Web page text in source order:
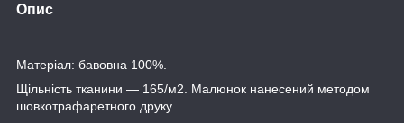
Опис
Матеріал: бавовна 100%.
Щільність тканини — 165/м2. Малюнок нанесений методом
шовкотрафаретного друку